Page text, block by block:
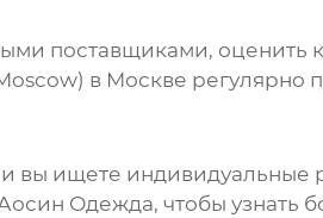
поставщиками, оценить
в Москве регулярно
вы ищете индивидуальные
Одежда, чтобы узнать